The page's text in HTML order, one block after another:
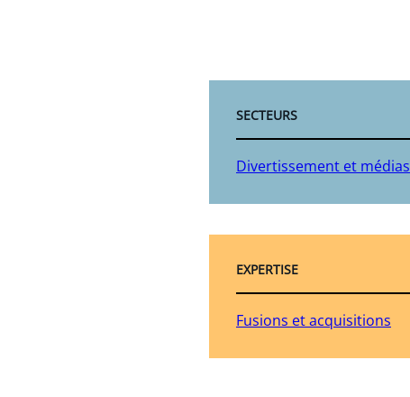
SECTEURS
Divertissement et médias
EXPERTISE
Fusions et acquisitions